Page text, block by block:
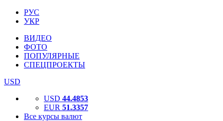
РУС
УКР
ВИДЕО
ФОТО
ПОПУЛЯРНЫЕ
СПЕЦПРОЕКТЫ
USD
USD 44.4853
EUR 51.3357
Все курсы валют